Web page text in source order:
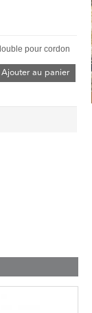
pour cordon
Ajouter au panier